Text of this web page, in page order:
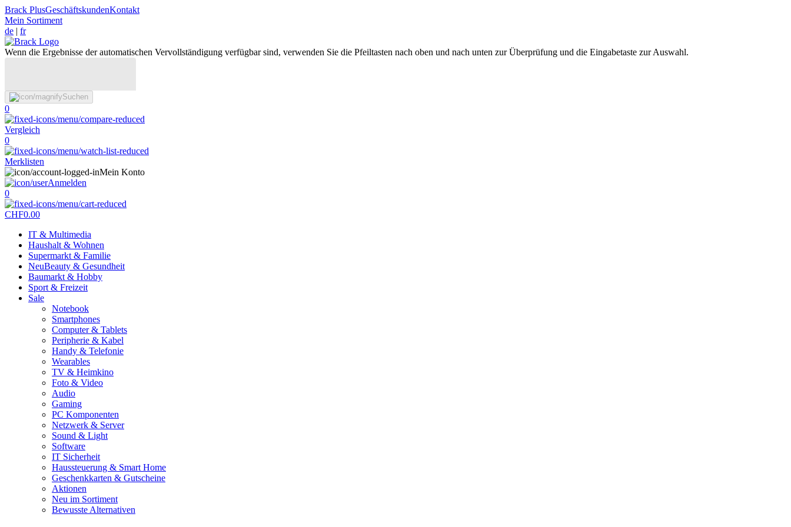
Brack PlusGeschäftskundenKontakt
Mein Sortiment
de | fr
Wenn die Ergebnisse der automatischen Vervollständigung verfügbar sind, verwenden Sie die Pfeiltasten nach oben und nach unten zur Überprüfung und die Eingabetaste zur Auswahl.
Suchen
0
Vergleich
0
Merklisten
Mein Konto
Anmelden
0
CHF0.00
IT & Multimedia
Haushalt & Wohnen
Supermarkt & Familie
NeuBeauty & Gesundheit
Baumarkt & Hobby
Sport & Freizeit
Sale
Notebook
Smartphones
Computer & Tablets
Peripherie & Kabel
Handy & Telefonie
Wearables
TV & Heimkino
Foto & Video
Audio
Gaming
PC Komponenten
Netzwerk & Server
Sound & Light
Software
IT Sicherheit
Haussteuerung & Smart Home
Geschenkkarten & Gutscheine
Aktionen
Neu im Sortiment
Bewusste Alternativen